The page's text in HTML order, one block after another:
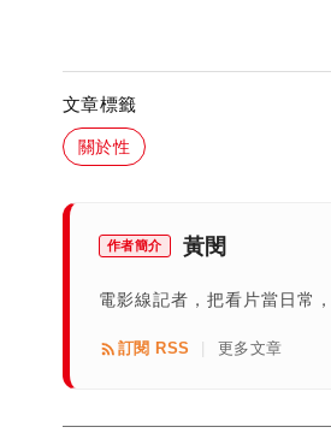
文章標籤
關於性
作者簡介 黃閔
電影線記者，把看片當日常
訂閱 RSS 更多文章